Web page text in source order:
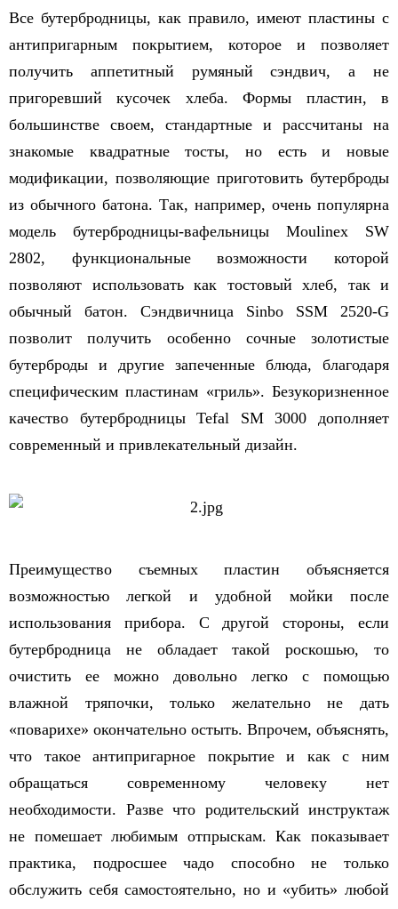
Все бутербродницы, как правило, имеют пластины с
антипригарным покрытием, которое и позволяет
получить аппетитный румяный сэндвич, а не
пригоревший кусочек хлеба. Формы пластин, в
большинстве своем, стандартные и рассчитаны на
знакомые квадратные тосты, но есть и новые
модификации, позволяющие приготовить бутерброды
из обычного батона. Так, например, очень популярна
модель бутербродницы-вафельницы Moulinex SW
2802, функциональные возможности которой
позволяют использовать как тостовый хлеб, так и
обычный батон. Сэндвичница Sinbo SSM 2520-G
позволит получить особенно сочные золотистые
бутерброды и другие запеченные блюда, благодаря
специфическим пластинам «гриль». Безукоризненное
качество бутербродницы Tefal SM 3000 дополняет
современный и привлекательный дизайн.
Преимущество съемных пластин объясняется
возможностью легкой и удобной мойки после
использования прибора. С другой стороны, если
бутербродница не обладает такой роскошью, то
очистить ее можно довольно легко с помощью
влажной тряпочки, только желательно не дать
«поварихе» окончательно остыть. Впрочем, объяснять,
что такое антипригарное покрытие и как с ним
обращаться современному человеку нет
необходимости. Разве что родительский инструктаж
не помешает любимым отпрыскам. Как показывает
практика, подросшее чадо способно не только
обслужить себя самостоятельно, но и «убить» любой